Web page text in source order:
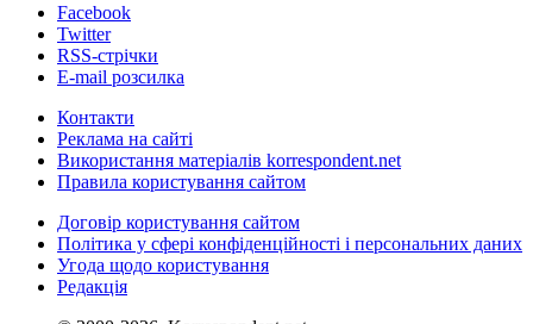
Facebook
Twitter
RSS-стрічки
E-mail розсилка
Контакти
Реклама на сайті
Використання матеріалів korrespondent.net
Правила користування сайтом
Договір користування сайтом
Політика у сфері конфіденційності і персональних даних
Угода щодо користування
Редакція